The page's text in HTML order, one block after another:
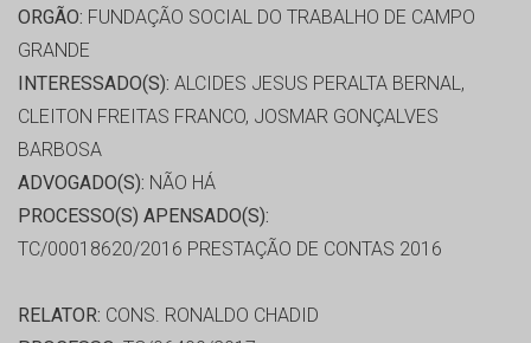
ORGÃO: FUNDAÇÃO SOCIAL DO TRABALHO DE CAMPO
GRANDE
INTERESSADO(S): ALCIDES JESUS PERALTA BERNAL,
CLEITON FREITAS FRANCO, JOSMAR GONÇALVES
BARBOSA
ADVOGADO(S): NÃO HÁ
PROCESSO(S) APENSADO(S):
TC/00018620/2016 PRESTAÇÃO DE CONTAS 2016
RELATOR: CONS. RONALDO CHADID